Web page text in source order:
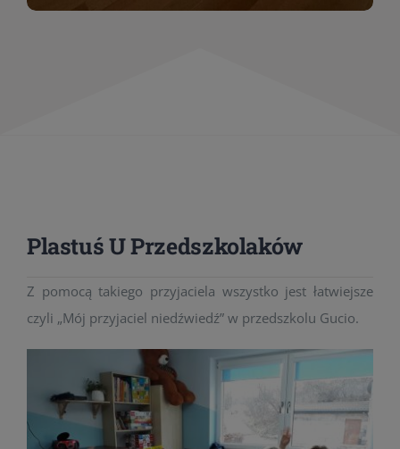
Plastuś U Przedszkolaków
Z pomocą takiego przyjaciela wszystko jest łatwiejsze
czyli „Mój przyjaciel niedźwiedź” w przedszkolu Gucio.